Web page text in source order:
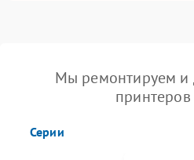
Мы ремонтируем и
Серии